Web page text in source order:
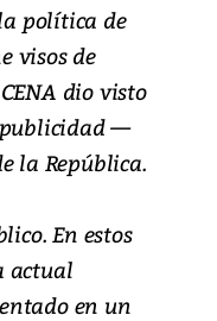
política de
visos de
dio visto
—
la República.
En estos
actual
en un